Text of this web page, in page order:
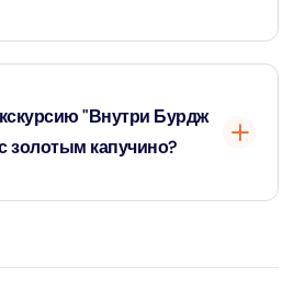
быть одеты в элегантную
не допускаются."Внутри Бурдж
золотым капучино?